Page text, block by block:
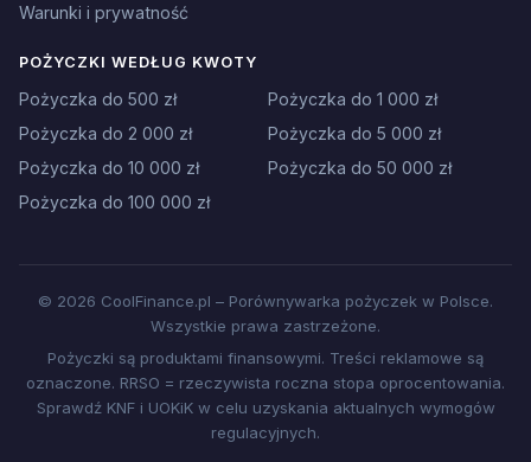
Warunki i prywatność
POŻYCZKI WEDŁUG KWOTY
Pożyczka do 500 zł
Pożyczka do 1 000 zł
Pożyczka do 2 000 zł
Pożyczka do 5 000 zł
Pożyczka do 10 000 zł
Pożyczka do 50 000 zł
Pożyczka do 100 000 zł
© 2026 CoolFinance.pl – Porównywarka pożyczek w Polsce.
Wszystkie prawa zastrzeżone.
Pożyczki są produktami finansowymi. Treści reklamowe są
oznaczone. RRSO = rzeczywista roczna stopa oprocentowania.
Sprawdź KNF i UOKiK w celu uzyskania aktualnych wymogów
regulacyjnych.